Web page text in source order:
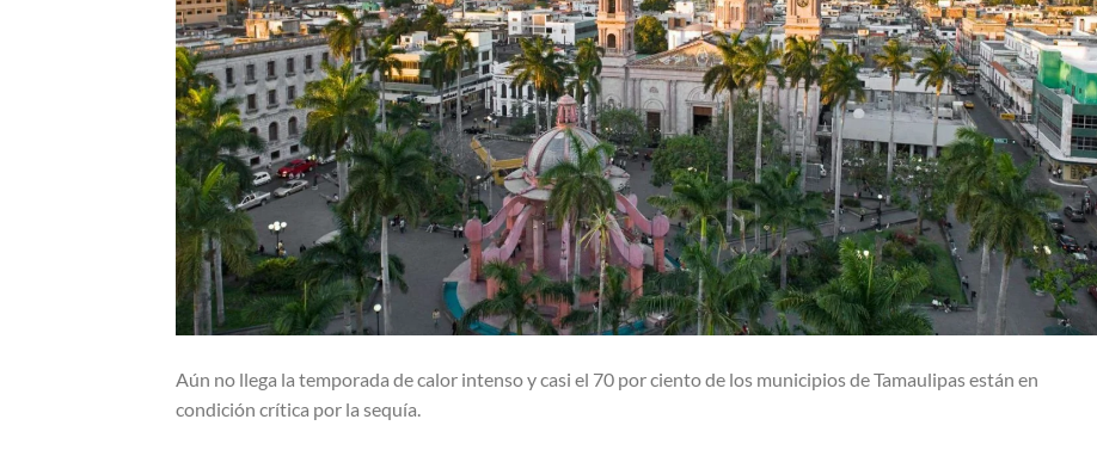
Aún no llega la temporada de calor intenso y casi el 70 por ciento de los municipios de Tamaulipas están en
condición crítica por la sequía.